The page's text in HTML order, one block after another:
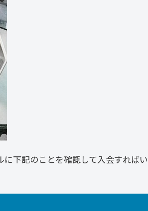
下記のことを確認して入会すればい